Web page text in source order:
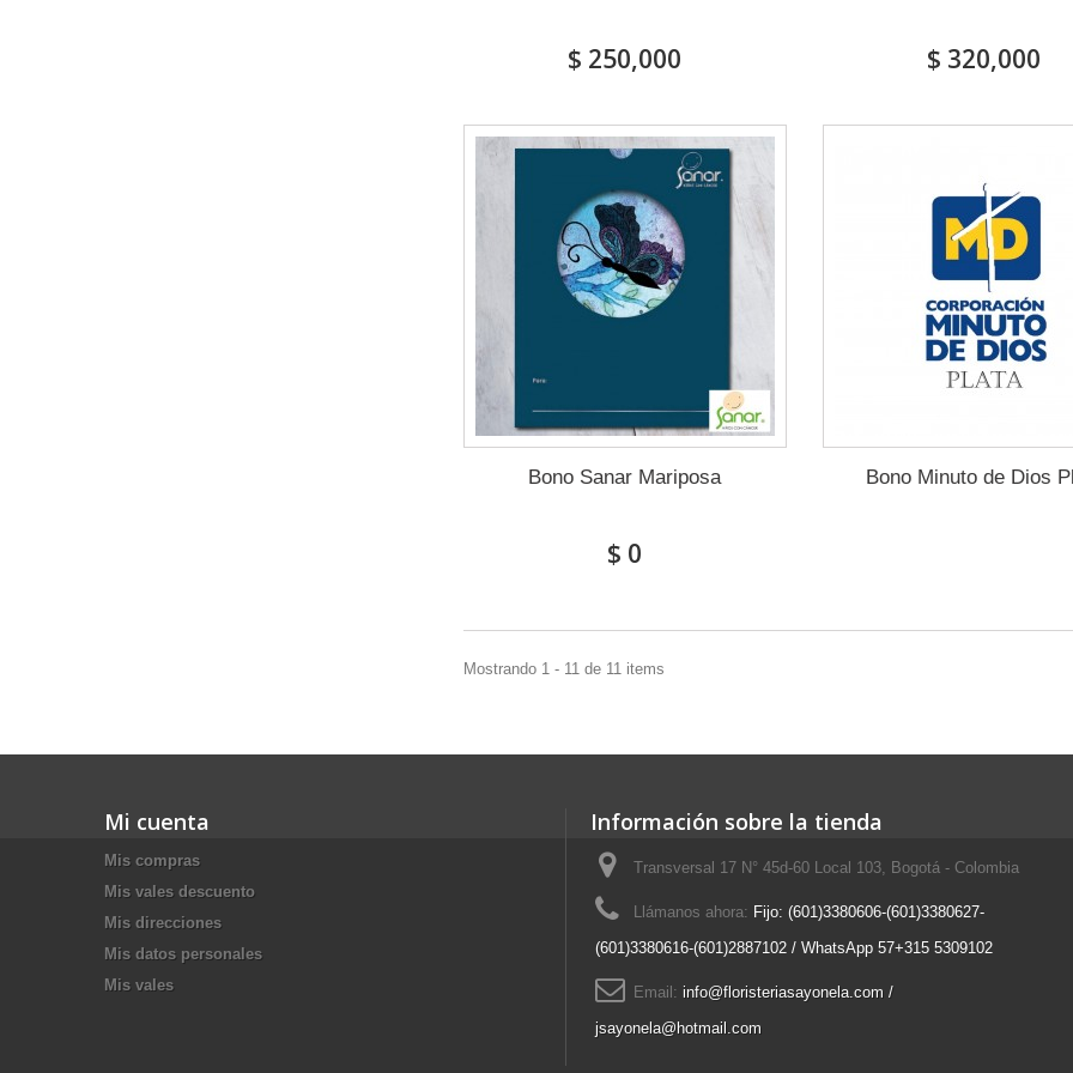
$ 250,000 $ 320,000
Bono Sanar Mariposa
$ 0
Bono Minuto de Dios
Mostrando 1 - 11 de 11 items
Mi cuenta
Mis compras
Mis vales descuento
Mis direcciones
Mis datos personales
Mis vales
Información sobre la tienda
Transversal 17 N° 45d-60 Local 103, Bogotá - Colombia
Llámanos ahora: Fijo: (601)3380606-(601)3380627-
(601)3380616-(601)2887102 / WhatsApp 57+315 5309102
Email: info@floristeriasayonela.com /
jsayonela@hotmail.com